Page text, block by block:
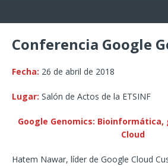
Conferencia Google
Fecha: 26 de abril de 2018
Lugar: Salón de Actos de la ETSINF
Google Genomics: Bioinformática,
Cloud
Hatem Nawar, líder de Google Cloud